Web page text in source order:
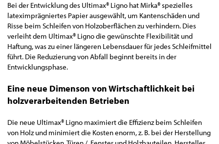
Bei der Entwicklung des Ultimax® Ligno hat Mirka® spezielles
lateximprägniertes Papier ausgewählt, um Kantenschäden und
Risse beim Schleifen von Holzoberflächen zu verhindern. Dies
verleiht dem Ultimax® Ligno die gewünschte Flexibilität und
Haftung, was zu einer längeren Lebensdauer für jedes Schleifmittel
führt. Die Reduzierung von Abfall beginnt bereits in der
Entwicklungsphase.
Eine neue Dimenson von Wirtschaftlichkeit bei
holzverarbeitenden Betrieben
Die neue Ultimax® Ligno maximiert die Effizienz beim Schleifen
von Holz und minimiert die Kosten enorm, z. B. bei der Herstellung